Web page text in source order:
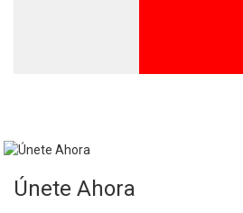
Únete Ahora